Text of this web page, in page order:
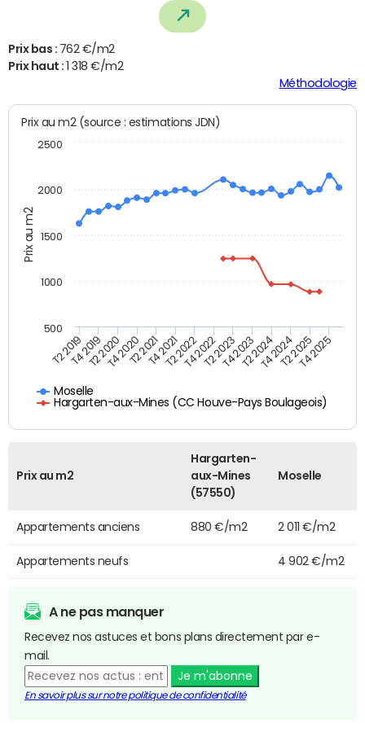
Prix bas : 762 €/m2
Prix haut :1 318 €/m2
Méthodologie
Prix au m2
Prix au m2 (source : estimations JDN)
Moselle
Hargarten-aux-Mines (CC Houve-Pays Boulageois)
T2 2019T4 2019T2 2020T4 2020T2 2021T4 2021T2 2022T4 2022T2 2023T4 2023T2 2024T4 2024T2 2025T4 2025
500
1000
1500
2000
2500
Prix au m2
Hargarten-
aux-Mines
(57550)
Moselle
Appartements anciens 880 €/m2 2 011 €/m2
Appartements neufs 4 902 €/m2
A ne pas manquer
Recevez nos astuces et bons plans directement par e-
mail.
Je m'abonne
En savoir plus sur notre politique de confidentialité